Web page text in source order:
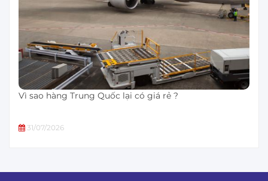
Vì sao hàng Trung Quốc lại có giá rẻ ?
31/07/2026